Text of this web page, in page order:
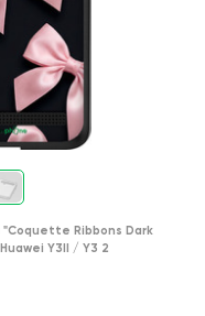
"Coquette Ribbons Dark
Huawei Y3II / Y3 2